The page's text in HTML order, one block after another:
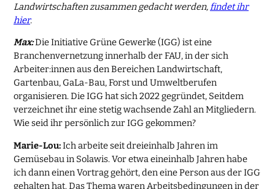
Landwirtschaften zusammen gedacht werden,findet ihr
hier.
Max:Die Initiative Grüne Gewerke (IGG) ist eine
Branchenvernetzung innerhalb der FAU, in der sich
Arbeiter:innen aus den Bereichen Landwirtschaft,
Gartenbau, GaLa-Bau, Forst und Umweltberufen
organisieren. Die IGG hat sich 2022 gegründet, Seitdem
verzeichnet ihr eine stetig wachsende Zahl an Mitgliedern.
Wie seid ihr persönlich zur IGG gekommen?
Marie-Lou:Ich arbeite seit dreieinhalb Jahren im
Gemüsebau in Solawis. Vor etwa eineinhalb Jahren habe
ich dann einen Vortrag gehört, den eine Person aus der IGG
gehalten hat. Das Thema waren Arbeitsbedingungen in der